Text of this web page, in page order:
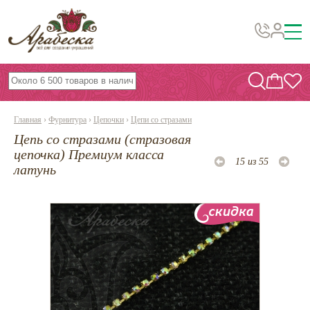
Бусины, подвески, декор
Бисер
Фурнитура
Проволока
Инструменты и материалы
Эпоксидная смола
Шнуры, ленты, нитки
По темам и сезонам
Главная › Фурнитура › Цепочки › Цепи со стразами
Цепь со стразами (стразовая
цепочка) Премиум класса
латунь
15 из 55